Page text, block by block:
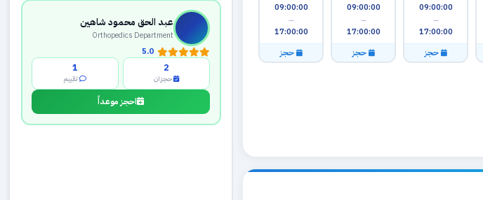
09:00:00
—
17:00:00
حجز
09:00:00
—
17:00:00
حجز
09:00:00
—
17:00:00
حجز
عبد الحق محمود شاهين
Orthopedics Department
5.0
2
حجزان
1
تقييم
احجز موعداً